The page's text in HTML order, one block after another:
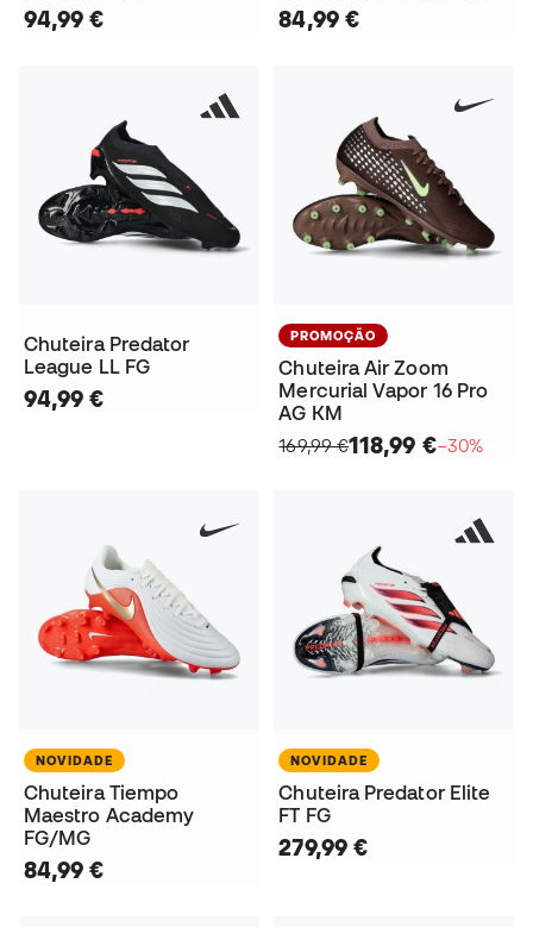
94,99 € 84,99 €
Chuteira Predator
League LL FG
94,99 €
PROMOÇÃO
Chuteira Air Zoom
Mercurial Vapor 16 Pro
AG KM
169,99 €118,99 €−30%
NOVIDADE
Chuteira Tiempo
Maestro Academy
FG/MG
84,99 €
NOVIDADE
Chuteira Predator Elite
FT FG
279,99 €